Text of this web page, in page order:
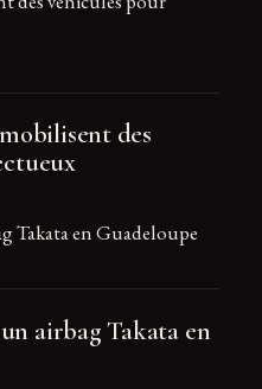
des
airbag Takata en